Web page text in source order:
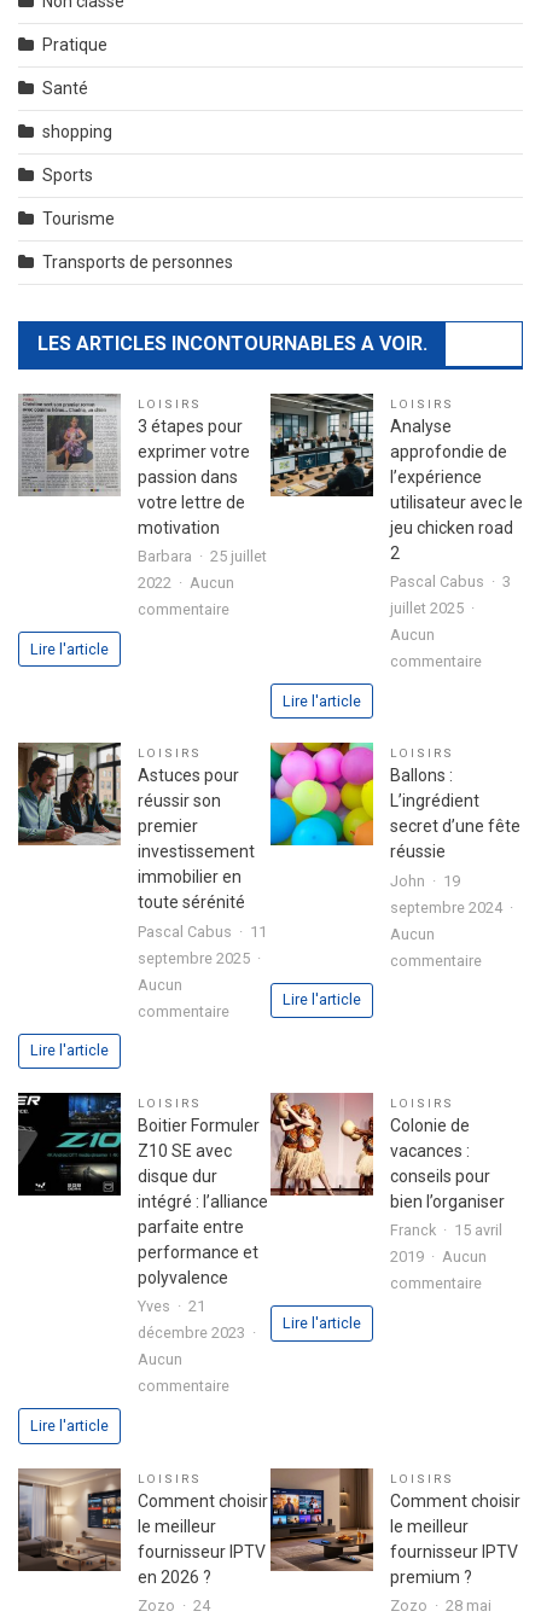
Pratique
Santé
shopping
Sports
Tourisme
Transports de personnes
LES ARTICLES INCONTOURNABLES A VOIR.
LOISIRS
3 étapes pour
exprimer votre
passion dans
votre lettre de
motivation
Barbara
25 juillet
2022
Aucun
commentairesur
exprimer
passion
lettre
de
motivation
Lire l'article
LOISIRS
Analyse
approfondie de
l’expérience
utilisateur avec le
jeu chicken road
2
Pascal Cabus
3
juillet 2025
Aucun
commentairesur
avec
chicken
Lire l'article
LOISIRS
Astuces pour
réussir son
premier
investissement
immobilier en
toute sérénité
Pascal Cabus
11
septembre 2025
Aucun
commentairesur
réussir
son
premier
investissement
immobilier
en
toute
Lire l'article
LOISIRS
Ballons :
L’ingrédient
secret d’une fête
réussie
John
19
septembre 2024
Aucun
commentairesur
Lire l'article
LOISIRS
Boitier Formuler
Z10 SE avec
disque dur
intégré : l’alliance
parfaite entre
performance et
polyvalence
Yves
21
décembre 2023
Aucun
commentairesur
SE
disque
Lire l'article
LOISIRS
Colonie de
vacances :
conseils pour
bien l’organiser
Franck
15 avril
2019
Aucun
commentairesur
Lire l'article
LOISIRS
Comment choisir
le meilleur
fournisseur IPTV
en 2026 ?
Zozo
24
LOISIRS
Comment choisir
le meilleur
fournisseur IPTV
premium ?
Zozo
28 mai